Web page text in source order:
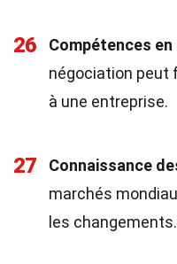
26 Compétences
négociation peut
à une entreprise.
27 Connaissance
marchés
les changements.